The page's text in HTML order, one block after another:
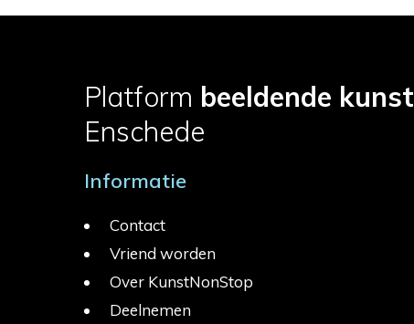
Platform beeldende kunst
Enschede
Informatie
Contact
Vriend worden
Over KunstNonStop
Deelnemen